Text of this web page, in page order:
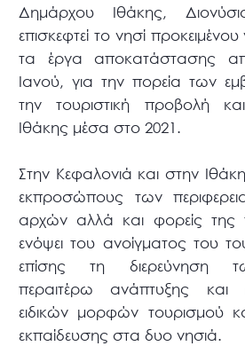
Δημάρχου Ιθάκης,
επισκεφτεί το νησί
τα έργα αποκατάστασης
Ιανού, για την πορεία των
την τουριστική προβολή
Ιθάκης μέσα στο 2021.
Στην Κεφαλονιά και στην
εκπροσώπους των
αρχών αλλά και φορείς της
ενόψει του ανοίγματος του
επίσης τη διερεύνηση
περαιτέρω ανάπτυξης
ειδικών μορφών τουρισμού
εκπαίδευσης στα δυο νησιά.